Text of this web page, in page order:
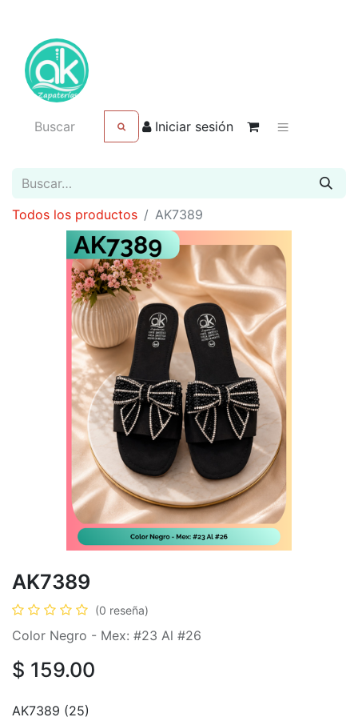
Iniciar sesión
Todos los productos AK7389
AK7389
(0 reseña)
Color Negro - Mex: #23 Al #26
$ 159.00
AK7389 (25)